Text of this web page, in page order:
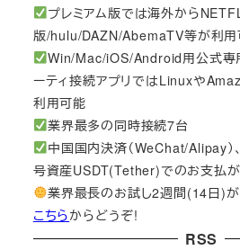
プレミアム版では海外から
版/hulu/DAZN/AbemaTV等が利用
Win/Mac/iOS/Android用公式専
ーティ接続アプリではLinuxや
利用可能
業界最多の同時接続7台
中国国内決済（WeChat/Alipay）
号資産USDT(Tether)でのお支払
業界最長のお試し2週間(14日)が
こちらからどうぞ!
RSS